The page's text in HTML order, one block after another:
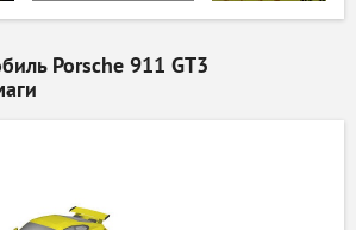
Porsche 911 GT3